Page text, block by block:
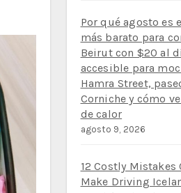
Por qué agosto es
más barato para
Beirut con $20 al
accesible para
Hamra Street,
Corniche y cómo
de calor
agosto 9, 2026
12 Costly Mistakes
Make Driving